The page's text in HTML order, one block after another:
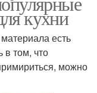
кухни
есть
том, что
можно